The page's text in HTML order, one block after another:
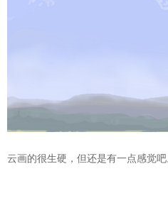
云画的很生硬，但还是有一点感觉吧